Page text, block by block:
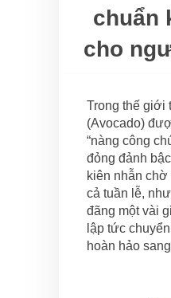
chuẩn
cho
Trong thế giới
(Avocado)
“nàng công
đỏng đảnh
kiên nhẫn
cả tuần lễ,
đãng một vài
lập tức
hoàn hảo